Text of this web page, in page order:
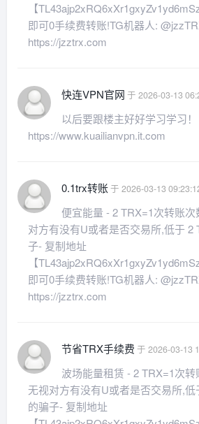
【
即可0手续费转账!TG机器人:
https://jzztrx.com
快连VPN官网 于 2026-03-13
以后要跟楼主好好学习学习！
https://www.kuailianvpn.it.com
0.1trx转账于 2026-03-13
便宜能量 - 2 TRX=1次转账
对方有没有U或者是否交易所,低于 2
子- 复制地址
【
即可0手续费转账!TG机器人:
https://jzztrx.com
节省TRX手续费 于 2026-03-13
波场能量租赁 - 2 TRX=1次
无视对方有没有U或者是否交易所,
的骗子- 复制地址